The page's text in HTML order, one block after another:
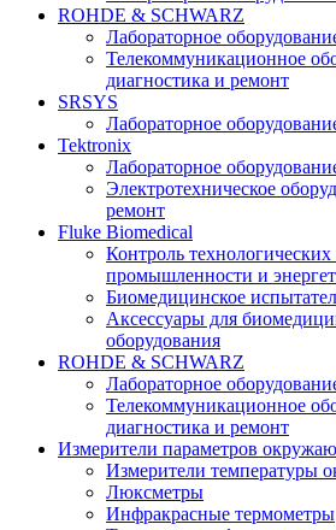
ROHDE & SCHWARZ
Лабораторное
Телекоммуникационное
диагностика и ремонт
SRSYS
Лабораторное
Tektronix
Лабораторное
Электротехническое
ремонт
Fluke Biomedical
Контроль технологических
промышленности и
Биомедицинское
Аксессуары для
оборудования
ROHDE & SCHWARZ
Лабораторное
Телекоммуникационное
диагностика и ремонт
Измерители параметров
Измерители температуры
Люксметры
Инфракрасные термометры